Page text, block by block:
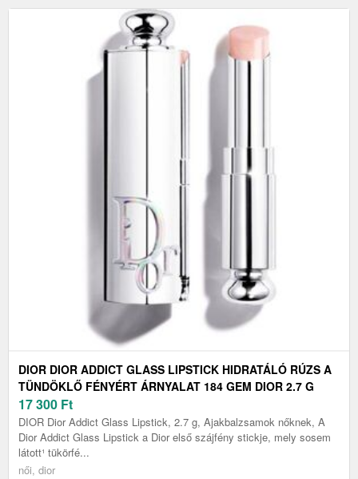
DIOR DIOR ADDICT GLASS LIPSTICK HIDRATÁLÓ RÚZS A
TÜNDÖKLŐ FÉNYÉRT ÁRNYALAT 184 GEM DIOR 2.7 G
17 300 Ft
DIOR Dior Addict Glass Lipstick, 2.7 g, Ajakbalzsamok nőknek, A
Dior Addict Glass Lipstick a Dior első szájfény stickje, mely sosem
látott¹ tükörfé...
női, dior